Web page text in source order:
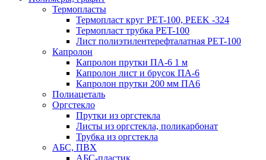
Термопласты
Термопласт круг PET-100, PEEK -324
Термопласт трубка PET-100
Лист полиэтилентерефталатная PET-100
Капролон
Капролон прутки ПА-6 1 м
Капролон лист и брусок ПА-6
Капролон прутки 200 мм ПА6
Полиацеталь
Оргстекло
Прутки из оргстекла
Листы из оргстекла, поликарбонат
Трубка из оргстекла
АБС, ПВХ
АБС-пластик